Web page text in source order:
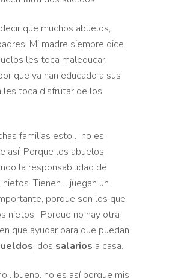
que muchos abuelos,
Mi madre siempre dice
les toca maleducar,
que ya han educado a sus
les toca disfrutar de los
familias esto… no es
así. Porque los abuelos
la responsabilidad de
Tienen… juegan un
porque son los que
nietos. Porque no hay otra
que ayudar para que puedan
, dos salarios a casa.
no es así porque mis